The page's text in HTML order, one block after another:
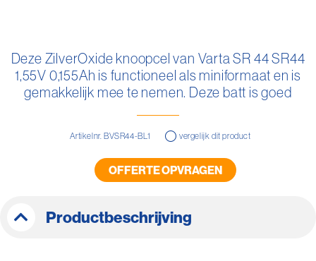
Productbeschrijving
begin
Deze ZilverOxide knoopcel van Varta SR 44 SR44
1,55V 0,155Ah is functioneel als miniformaat en is
gemakkelijk mee te nemen. Deze batt is goed
Artikelnr. BVSR44-BL1 vergelijk dit product
OFFERTE OPVRAGEN